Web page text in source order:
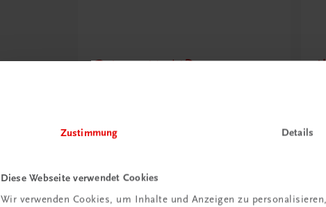
Zustimmung Details
Diese Webseite verwendet Cookies
Wir verwenden Cookies, um Inhalte und Anzeigen zu
Schon entdeckt?